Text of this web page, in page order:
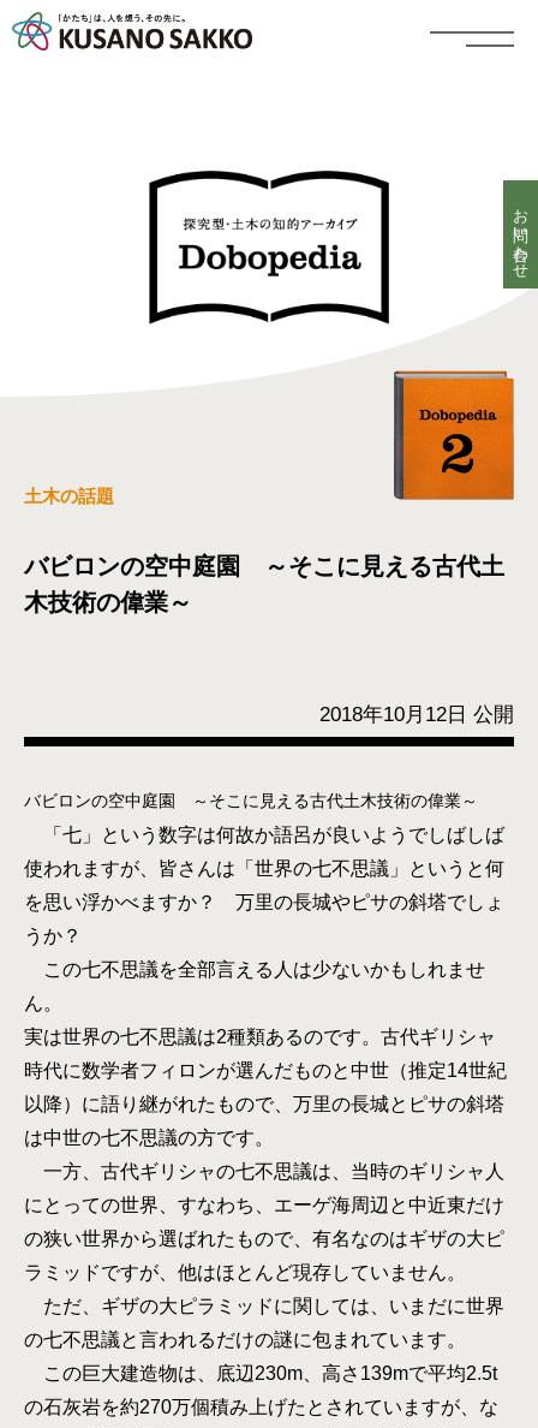
土木の話題
バビロンの空中庭園 ～そこに見える古代土
木技術の偉業～
2018年10月12日 公開
バビロンの空中庭園 ～そこに見える古代土木技術の偉業～
「七」という数字は何故か語呂が良いようでしばしば
使われますが、皆さんは「世界の七不思議」というと何
を思い浮かべますか？ 万里の長城やピサの斜塔でしょ
うか？
この七不思議を全部言える人は少ないかもしれませ
ん。
実は世界の七不思議は2種類あるのです。古代ギリシャ
時代に数学者フィロンが選んだものと中世（推定14世紀
以降）に語り継がれたもので、万里の長城とピサの斜塔
は中世の七不思議の方です。
一方、古代ギリシャの七不思議は、当時のギリシャ人
にとっての世界、すなわち、エーゲ海周辺と中近東だけ
の狭い世界から選ばれたもので、有名なのはギザの大ピ
ラミッドですが、他はほとんど現存していません。
ただ、ギザの大ピラミッドに関しては、いまだに世界
の七不思議と言われるだけの謎に包まれています。
この巨大建造物は、底辺230m、高さ139mで平均2.5t
の石灰岩を約270万個積み上げたとされていますが、な
お問い合わせ